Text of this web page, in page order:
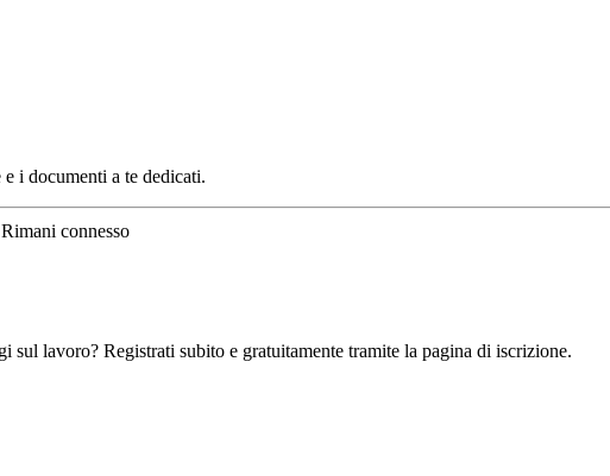
i documenti a te dedicati.
Rimani connesso
lavoro? Registrati subito e gratuitamente tramite la pagina di iscrizione.